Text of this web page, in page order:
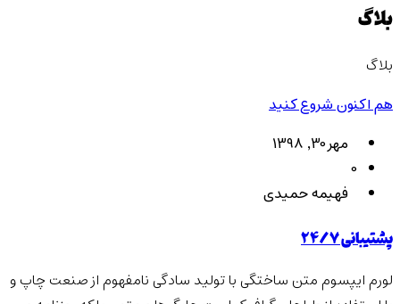
بلاگ
بلاگ
هم اکنون شروع کنید
مهر 30, 1398
0
فهیمه حمیدی
پشتیبانی 24/7
لورم ایپسوم متن ساختگی با تولید سادگی نامفهوم از صنعت چاپ و